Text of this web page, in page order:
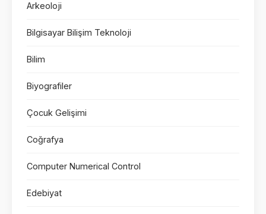
Arkeoloji
Bilgisayar Bilişim Teknoloji
Bilim
Biyografiler
Çocuk Gelişimi
Coğrafya
Computer Numerical Control
Edebiyat